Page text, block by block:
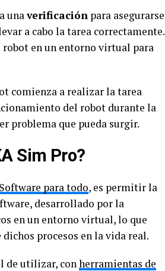
unaverificación para asegurarse
a cabo la tarea correctamente.
en un entorno virtual para
comienza a realizar la tarea
del robot durante la
problema que pueda surgir.
Sim Pro?
Software para todo, es permitir la
desarrollado por la
en un entorno virtual, lo que
procesos en la vida real.
de utilizar, conherramientas de